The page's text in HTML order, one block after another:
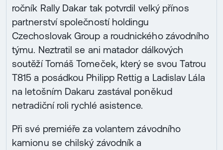
ročník Rally Dakar tak potvrdil velký přínos
partnerství společností holdingu
Czechoslovak Group a roudnického závodního
týmu. Neztratil se ani matador dálkových
soutěží Tomáš Tomeček, který se svou Tatrou
T815 a posádkou Philipp Rettig a Ladislav Lála
na letošním Dakaru zastával poněkud
netradiční roli rychlé asistence.
Při své premiéře za volantem závodního
kamionu se chilský závodník a